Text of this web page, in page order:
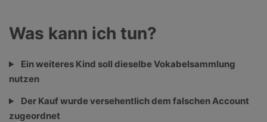
Was kann ich tun?
Ein weiteres Kind soll dieselbe Vokabelsammlung
nutzen
Der Kauf wurde versehentlich dem falschen Account
zugeordnet